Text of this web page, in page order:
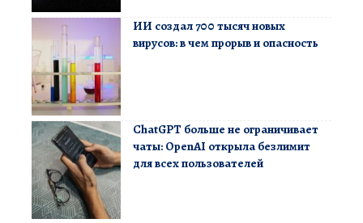
ИИ создал 700 тысяч новых
вирусов: в чем прорыв и опасность
ChatGPT больше не ограничивает
чаты: OpenAI открыла безлимит
для всех пользователей